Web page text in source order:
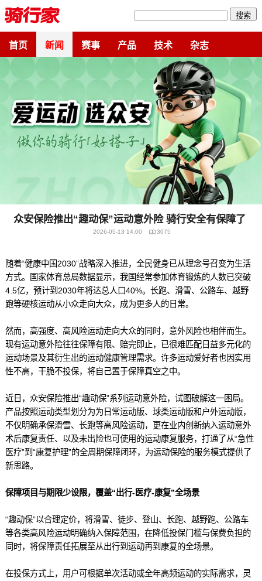
搜索
首页 新闻 赛事 产品 技术 杂志
众安保险推出“趣动保”运动意外险 骑行安全有保障了
2026-05-13 14:00 3075
随着“健康中国2030”战略深入推进，全民健身已从理念号召变为生活
方式。国家体育总局数据显示，我国经常参加体育锻炼的人数已突破
4.5亿，预计到2030年将达总人口40%。长跑、滑雪、公路车、越野
跑等硬核运动从小众走向大众，成为更多人的日常。
然而，高强度、高风险运动走向大众的同时，意外风险也相伴而生。
现有运动意外险往往保障有限、赔完即止，已很难匹配日益多元化的
运动场景及其衍生出的运动健康管理需求。许多运动爱好者也因实用
性不高，干脆不投保，将自己置于保障真空之中。
近日，众安保险推出“趣动保”系列运动意外险，试图破解这一困局。
产品按照运动类型划分为为日常运动版、球类运动版和户外运动版，
不仅明确承保滑雪、长跑等高风险运动，更在业内创新纳入运动意外
术后康复责任、以及未出险也可使用的运动康复服务，打通了从“急性
医疗”到“康复护理”的全周期保障闭环，为运动保险的服务模式提供了
新思路。
保障项目与期限少设限，覆盖“出行-医疗-康复”全场景
“趣动保”以合理定价，将滑雪、徒步、登山、长跑、越野跑、公路车
等各类高风险运动明确纳入保障范围，在降低投保门槛与保费负担的
同时，将保障责任拓展至从出行到运动再到康复的全场景。
在投保方式上，用户可根据单次活动或全年高频运动的实际需求，灵